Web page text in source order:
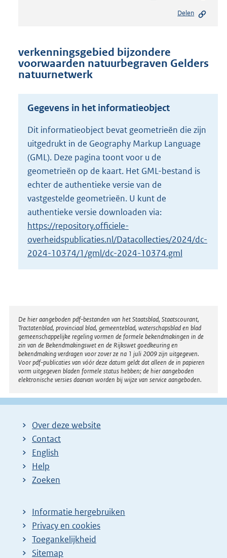
n
s
o
t
e
:
M
b
Delen
verkenningsgebied bijzondere
voorwaarden natuurbegraven Gelders
natuurnetwerk
Gegevens in het informatieobject
Dit informatieobject bevat geometrieën die zijn
uitgedrukt in de Geography Markup Language
(GML). Deze pagina toont voor u de
geometrieën op de kaart. Het GML-bestand is
echter de authentieke versie van de
vastgestelde geometrieën. U kunt de
authentieke versie downloaden via:
https://repository.officiele-
overheidspublicaties.nl/Datacollecties/2024/dc-
2024-10374/1/gml/dc-2024-10374.gml
Disclaimer
De hier aangeboden pdf-bestanden van het Staatsblad, Staatscourant,
Tractatenblad, provinciaal blad, gemeenteblad, waterschapsblad en blad
gemeenschappelijke regeling vormen de formele bekendmakingen in de
zin van de Bekendmakingswet en de Rijkswet goedkeuring en
bekendmaking verdragen voor zover ze na 1 juli 2009 zijn uitgegeven.
Voor pdf-publicaties van vóór deze datum geldt dat alleen de in papieren
vorm uitgegeven bladen formele status hebben; de hier aangeboden
elektronische versies daarvan worden bij wijze van service aangeboden.
Over deze website
Contact
English
Help
Zoeken
Informatie hergebruiken
Privacy en cookies
Toegankelijkheid
Sitemap